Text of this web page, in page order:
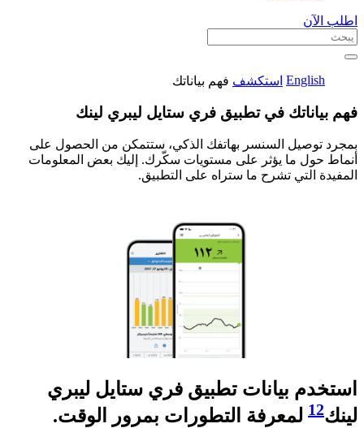
اطلب الآن
English استكشف فهم بياناتك
فهم بياناتك في تطبيق فري ستايل ليبري لينك
بمجرد توصيل السنسر بهاتفك الذكي، ستتمكن من الحصول على
أنماط حول ما يؤثر على مستويات سكّرك. إليك بعض المعلومات
المفيدة التي تشرح ما ستراه على التطبيق.​
استخدم بيانات تطبيق فري ستايل ليبري
لينك12 لمعرفة التطورات بمرور الوقت. ​